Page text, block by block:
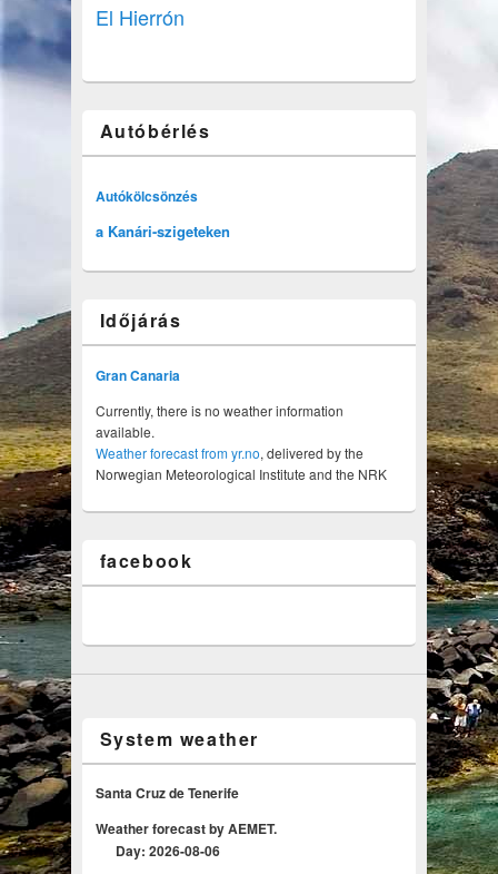
El Hierrón
Autóbérlés
Autókölcsönzés
a Kanári-szigeteken
Időjárás
Gran Canaria
Currently, there is no weather information
available.
Weather forecast from yr.no, delivered by the
Norwegian Meteorological Institute and the NRK
facebook
System weather
Santa Cruz de Tenerife
Weather forecast by AEMET.
Day: 2026-08-06